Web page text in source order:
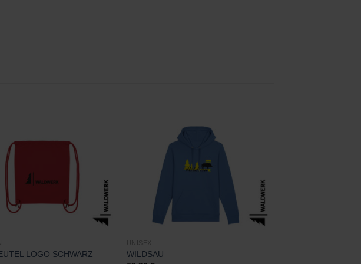
Wunschliste
LOGO SCHWARZ
Wunschliste
hinzufügen
WILDSAU